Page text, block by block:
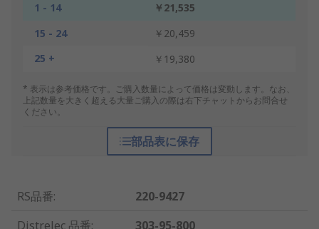
1 - 14
￥21,535
15 - 24
￥20,459
25 +
￥19,380
* 表示は参考価格です。ご購入数量によって価格は変動します。なお、
上記数量を大きく超える大量ご購入の際は右下チャットからお問合せ
ください。
部品表に保存
RS品番:
220-9427
Distrelec 品番:
303-95-800